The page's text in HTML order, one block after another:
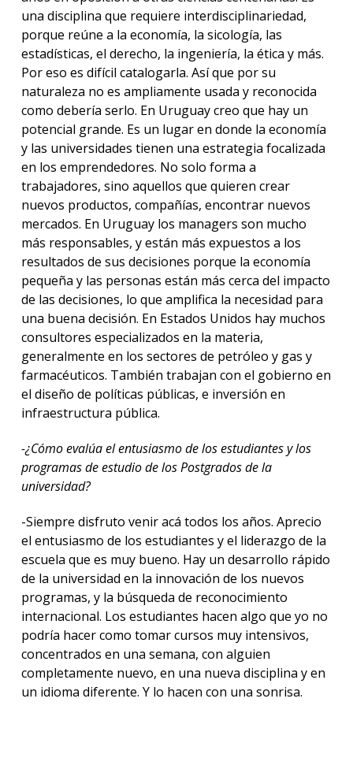
una disciplina que requiere interdisciplinariedad,
porque reúne a la economía, la sicología, las
estadísticas, el derecho, la ingeniería, la ética y más.
Por eso es difícil catalogarla. Así que por su
naturaleza no es ampliamente usada y reconocida
como debería serlo. En Uruguay creo que hay un
potencial grande. Es un lugar en donde la economía
y las universidades tienen una estrategia focalizada
en los emprendedores. No solo forma a
trabajadores, sino aquellos que quieren crear
nuevos productos, compañías, encontrar nuevos
mercados. En Uruguay los managers son mucho
más responsables, y están más expuestos a los
resultados de sus decisiones porque la economía
pequeña y las personas están más cerca del impacto
de las decisiones, lo que amplifica la necesidad para
una buena decisión. En Estados Unidos hay muchos
consultores especializados en la materia,
generalmente en los sectores de petróleo y gas y
farmacéuticos. También trabajan con el gobierno en
el diseño de políticas públicas, e inversión en
infraestructura pública.
-¿Cómo evalúa el entusiasmo de los estudiantes y los
programas de estudio de los Postgrados de la
universidad?
-Siempre disfruto venir acá todos los años. Aprecio
el entusiasmo de los estudiantes y el liderazgo de la
escuela que es muy bueno. Hay un desarrollo rápido
de la universidad en la innovación de los nuevos
programas, y la búsqueda de reconocimiento
internacional. Los estudiantes hacen algo que yo no
podría hacer como tomar cursos muy intensivos,
concentrados en una semana, con alguien
completamente nuevo, en una nueva disciplina y en
un idioma diferente. Y lo hacen con una sonrisa.